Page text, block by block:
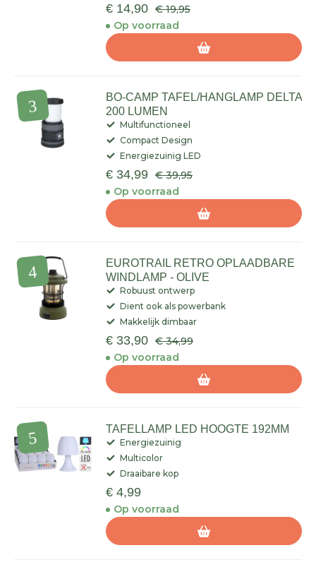
€ 14,90 € 19,95
Op voorraad
BO-CAMP TAFEL/HANGLAMP DELTA
200 LUMEN
Multifunctioneel
Compact Design
Energiezuinig LED
€ 34,99 € 39,95
Op voorraad
EUROTRAIL RETRO OPLAADBARE
WINDLAMP - OLIVE
Robuust ontwerp
Dient ook als powerbank
Makkelijk dimbaar
€ 33,90 € 34,99
Op voorraad
TAFELLAMP LED HOOGTE 192MM
Energiezuinig
Multicolor
Draaibare kop
€ 4,99
Op voorraad